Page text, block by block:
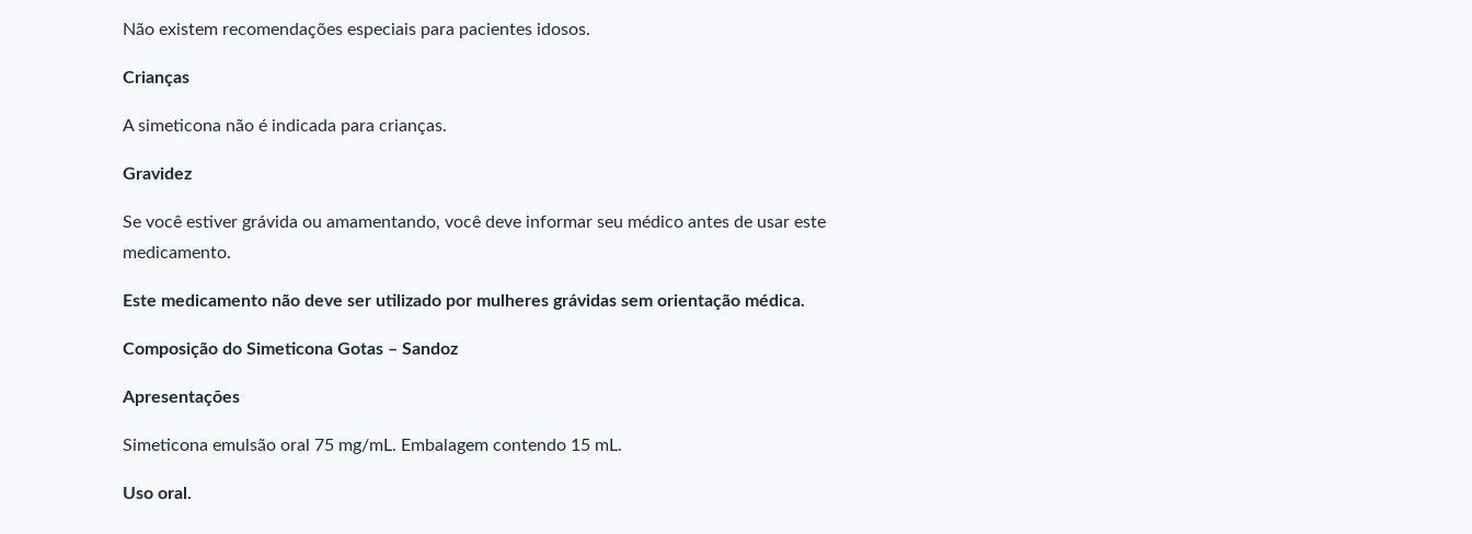
Não existem recomendações especiais para pacientes idosos.
Crianças
A simeticona não é indicada para crianças.
Gravidez
Se você estiver grávida ou amamentando, você deve informar seu médico antes de usar este
medicamento.
Este medicamento não deve ser utilizado por mulheres grávidas sem orientação médica.
Composição do Simeticona Gotas – Sandoz
Apresentações
Simeticona emulsão oral 75 mg/mL. Embalagem contendo 15 mL.
Uso oral.